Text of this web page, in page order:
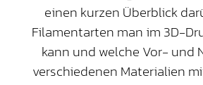
einen kurzen Überblick
Filamentarten man im 3D-
kann und welche Vor- und
verschiedenen Materialien